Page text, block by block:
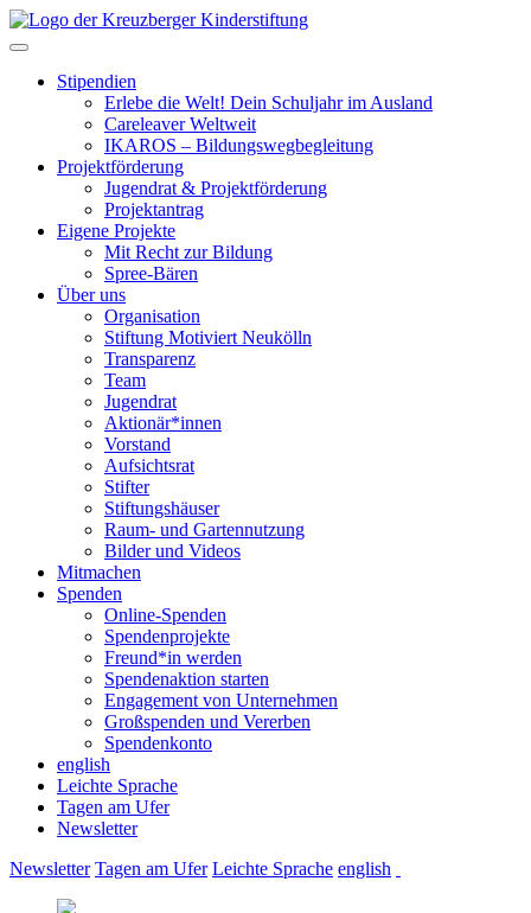
Skip
to
Toggle navigation
Stipendien
Erlebe die Welt! Dein Schuljahr im Ausland
Careleaver Weltweit
IKAROS – Bildungswegbegleitung
Projektförderung
Jugendrat & Projektförderung
Projektantrag
Eigene Projekte
Mit Recht zur Bildung
Spree-Bären
Über uns
Organisation
Stiftung Motiviert Neukölln
Transparenz
Team
Jugendrat
Aktionär*innen
Vorstand
Aufsichtsrat
Stifter
Stiftungshäuser
Raum- und Gartennutzung
Bilder und Videos
Mitmachen
Spenden
Online-Spenden
Spendenprojekte
Freund*in werden
Spendenaktion starten
Engagement von Unternehmen
Großspenden und Vererben
Spendenkonto
english
Leichte Sprache
Tagen am Ufer
Newsletter
Newsletter Tagen am Ufer Leichte Sprache english